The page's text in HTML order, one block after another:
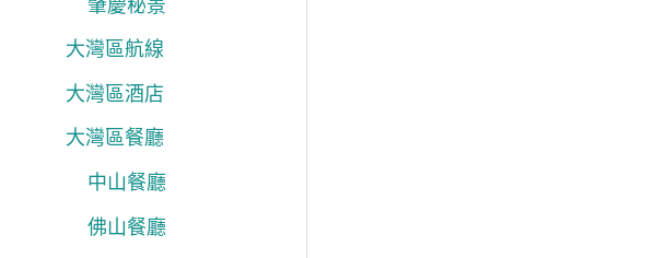
肇慶秘景
大灣區航線
大灣區酒店
大灣區餐廳
中山餐廳
佛山餐廳